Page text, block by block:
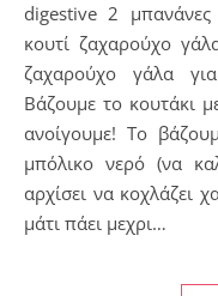
digestive 2
κουτί ζαχαρούχο
ζαχαρούχο γάλα
Βάζουμε το κουτάκι
ανοίγουμε! Το
μπόλικο νερό (να
αρχίσει να κοχλάζει
μάτι πάει μεχρι…